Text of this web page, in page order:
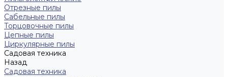
Отрезные пилы
Сабельные пилы
Торцовочные пилы
Цепные пилы
Циркулярные пилы
Садовая техника
Назад
Садовая техника